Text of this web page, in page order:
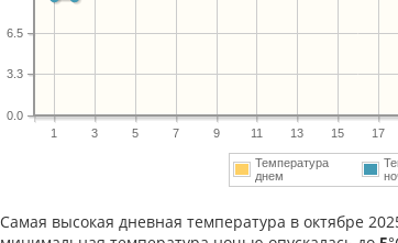
1 3 5 7 9 11 13 15 17
0.0
3.3
6.5
Температура
днем
Самая высокая дневная температура в октябре